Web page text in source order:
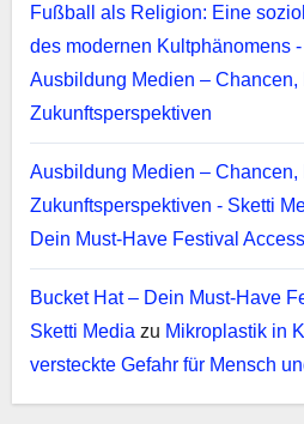
Fußball als Religion: Eine
des modernen Kultphänomens
Ausbildung Medien – Chancen,
Zukunftsperspektiven
Ausbildung Medien – Chancen,
Zukunftsperspektiven - Sketti
Dein Must-Have Festival
Bucket Hat – Dein Must-Have
Sketti Media zu Mikroplastik in
versteckte Gefahr für Mensch